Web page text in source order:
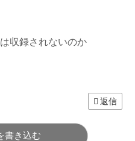
収録されないのか
返信
書き込む